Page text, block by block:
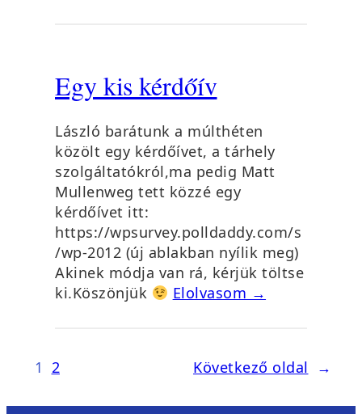
Egy kis kérdőív
László barátunk a múlthéten
közölt egy kérdőívet, a tárhely
szolgáltatókról,ma pedig Matt
Mullenweg tett közzé egy
kérdőívet itt:
https://wpsurvey.polldaddy.com/s
/wp-2012 (új ablakban nyílik meg)
Akinek módja van rá, kérjük töltse
ki.Köszönjük
Elolvasom →
1 2 Következő oldal →